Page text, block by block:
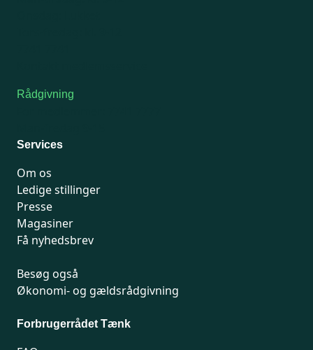
Rådgivning
Services
Om os
Ledige stillinger
Presse
Magasiner
Få nyhedsbrev
Besøg også
Økonomi- og gældsrådgivning
Forbrugerrådet Tænk